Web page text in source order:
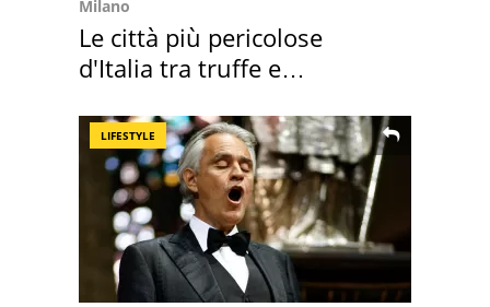
Milano
Le città più pericolose
d'Italia tra truffe e
LIFESTYLE